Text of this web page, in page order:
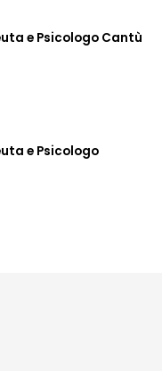
e Psicologo Cantù
e Psicologo